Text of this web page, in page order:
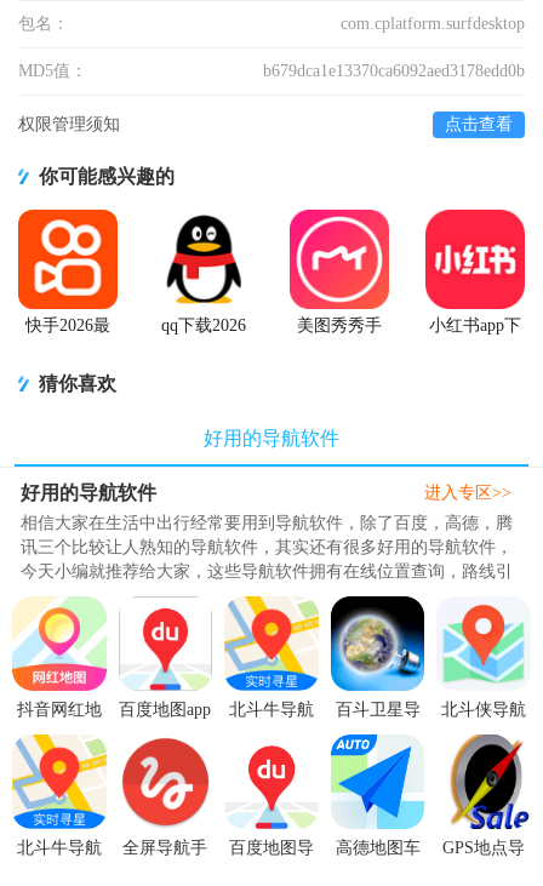
包名： com.cplatform.surfdesktop
MD5值： b679dca1e13370ca6092aed3178edd0b
权限管理须知 点击查看
你可能感兴趣的
快手2026最
qq下载2026
美图秀秀手
小红书app下
猜你喜欢
好用的导航软件
好用的导航软件
相信大家在生活中出行经常要用到导航软件，除了百度，高德，腾
讯三个比较让人熟知的导航软件，其实还有很多好用的导航软件，
今天小编就推荐给大家，这些导航软件拥有在线位置查询，路线引
导，车辆位置等等丰富功能，..
进入专区>>
抖音网红地
图导航语音
手机版1.2.1
最新版
百度地图app
手机最新版
v21.18.0官
方版
北斗牛导航
新版3.3.7 安
卓手机版
百斗卫星导
航地图2.3.6
最新版
北斗侠导航
高清地图卫
星2.0.3.9 安
卓最新版
北斗牛导航
全屏导航手
百度地图导
高德地图车
GPS地点导